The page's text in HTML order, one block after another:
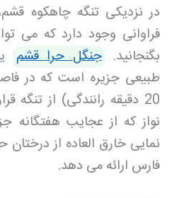
در نزدیکی تنگه چاهکوه
فراوانی وجود دارد که می‌
بگنجانید. جنگل حرا قشم
20 دقیقه رانندگی) از
نواز که از عجایب
نمایی خارق‌ العاده از
فارس ارائه می‌ دهد.